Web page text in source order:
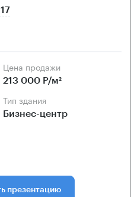
Цена продажи
213 000 Р/м²
Тип здания
Бизнес-центр
презентацию